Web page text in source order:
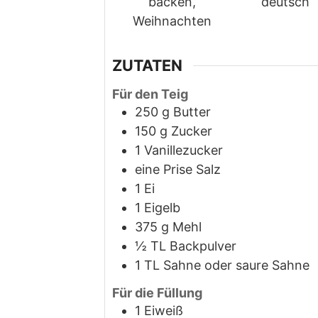
Weihnachten
ZUTATEN
Für den Teig
250 g Butter
150 g Zucker
1 Vanillezucker
eine Prise Salz
1 Ei
1 Eigelb
375 g Mehl
½ TL Backpulver
1 TL Sahne oder saure Sahne
Für die Füllung
1 Eiweiß